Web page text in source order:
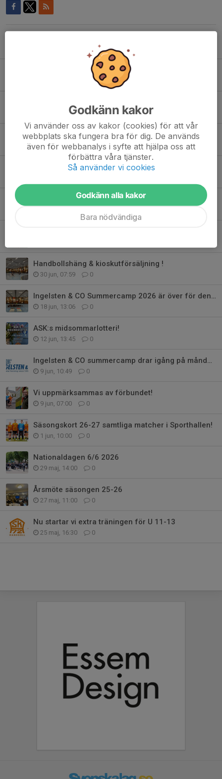
Försäsong dam och herr
4 aug, 11:04 0
Semesterkassan!
26 jul, 09:15 0
Viktig info
Glad sommar alla ASK:are!
Handbollshäng & kioskutförsäljning !
30 jun, 07:59 0
Ingelsten & CO Summercamp 2026 är över för den här gången!
18 jun, 13:06 0
ASK:s midsommarlotteri!
12 jun, 13:45 0
Ingelsten & CO summercamp drar igång på måndag!
9 jun, 10:49 0
Vi uppmärksammas av förbundet!
9 jun, 07:00 0
Säsongskort 26-27 samtliga matcher i Sporthallen!
1 jun, 10:00 0
Nationaldagen 6/6 2026
29 maj, 14:00 0
Årsmöte säsongen 25-26
27 maj, 11:00 0
Nu startar vi extra träningen för U 11-13
25 maj, 16:30 0
Godkänn kakor
Vi använder oss av kakor (cookies) för att vår
webbplats ska fungera bra för dig. De används
även för webbanalys i syfte att hjälpa oss att
förbättra våra tjänster.
Så använder vi cookies
Godkänn alla kakor
Bara nödvändiga